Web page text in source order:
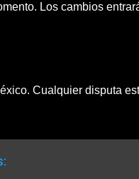
Los cambios
Cualquier disputa